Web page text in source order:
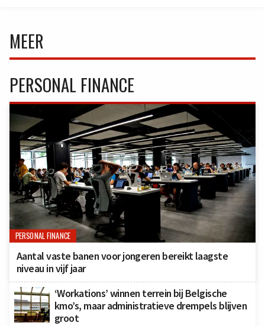
MEER
PERSONAL FINANCE
PERSONAL FINANCE
Aantal vaste banen voor jongeren bereikt laagste
niveau in vijf jaar
‘Workations’ winnen terrein bij Belgische
kmo’s, maar administratieve drempels blijven
groot